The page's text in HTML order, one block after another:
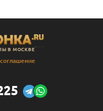
В МОСКВЕ